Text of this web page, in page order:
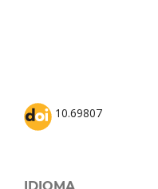
10.69807